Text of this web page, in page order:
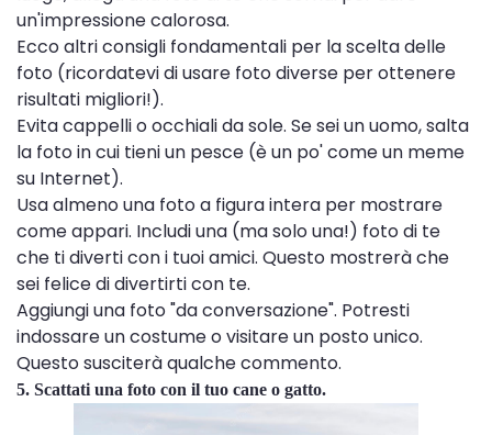
un'impressione calorosa.
Ecco altri consigli fondamentali per la scelta delle
foto (ricordatevi di usare foto diverse per ottenere
risultati migliori!).
Evita cappelli o occhiali da sole. Se sei un uomo, salta
la foto in cui tieni un pesce (è un po' come un meme
su Internet).
Usa almeno una foto a figura intera per mostrare
come appari. Includi una (ma solo una!) foto di te
che ti diverti con i tuoi amici. Questo mostrerà che
sei felice di divertirti con te.
Aggiungi una foto "da conversazione". Potresti
indossare un costume o visitare un posto unico.
Questo susciterà qualche commento.
5. Scattati una foto con il tuo cane o gatto.